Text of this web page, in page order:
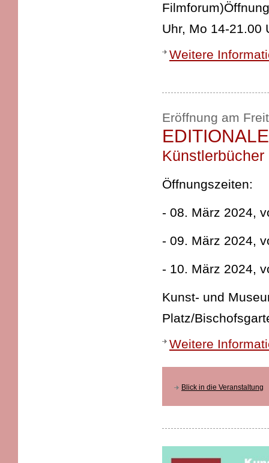
Uhr, Mo 14-21.00
Weitere
Eröffnung am
Öffnungszeiten:
- 08. März 2024,
- 09. März 2024,
- 10. März 2024,
Kunst- und
Platz/
Weitere
Blick in die Veranstaltung